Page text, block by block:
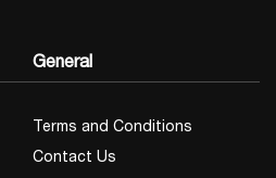
General
Terms and Conditions
Contact Us